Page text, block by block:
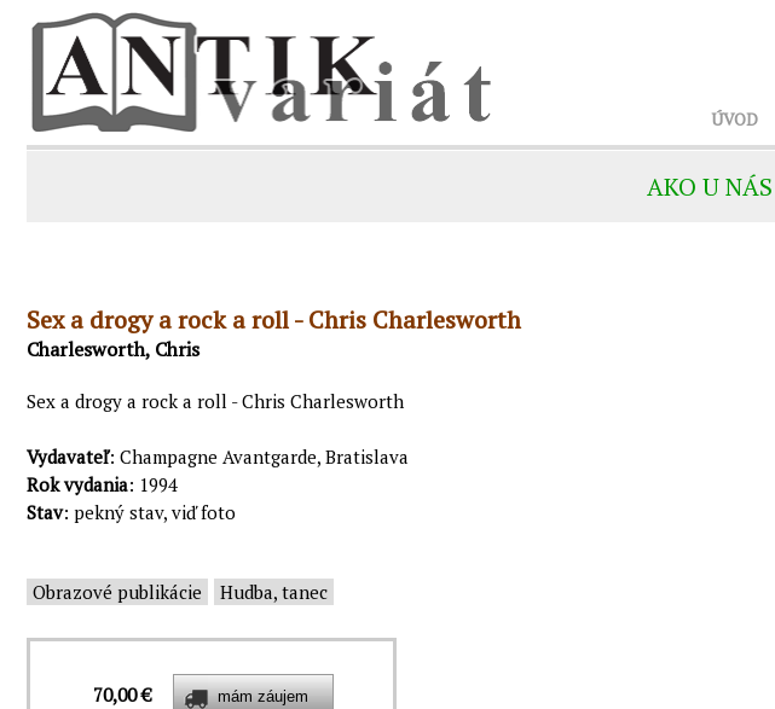
ÚVOD
AKO U
Sex a drogy a rock a roll - Chris Charlesworth
Charlesworth, Chris
Sex a drogy a rock a roll - Chris Charlesworth
Vydavateľ: Champagne Avantgarde, Bratislava
Rok vydania: 1994
Stav: pekný stav, viď foto
Obrazové publikácie Hudba, tanec
70,00 €